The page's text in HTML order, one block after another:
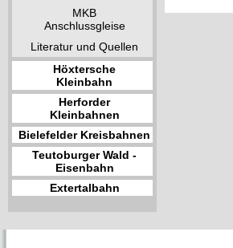
MKB
Anschlussgleise
Literatur und Quellen
Höxtersche
Kleinbahn
Herforder
Kleinbahnen
Bielefelder Kreisbahnen
Teutoburger Wald -
Eisenbahn
Extertalbahn